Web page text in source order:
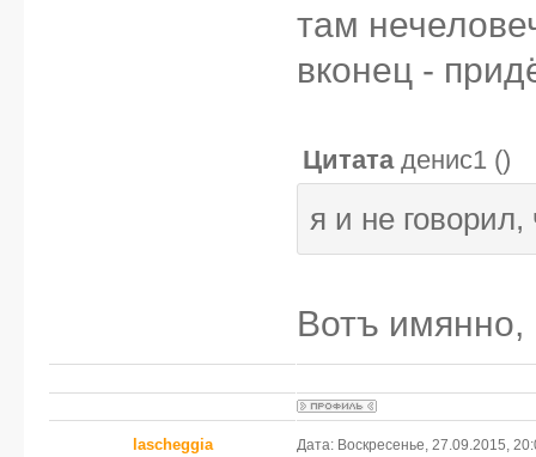
там
вконец -
Цитата денис1 ()
я и не говорил,
Вотъ
lascheggia Дата: Воскресенье, 27.09.2015,